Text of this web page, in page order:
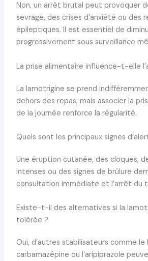
Non, un arrêt brutal peut provoquer
sevrage, des crises d’anxiété ou des
épileptiques. Il est essentiel de
progressivement sous surveillance
La prise alimentaire influence-t-elle
La lamotrigine se prend
dehors des repas, mais associer la
de la journée renforce la régularité.
Quels sont les principaux signes
Une éruption cutanée, des cloques,
intenses ou des signes de brûlure
consultation immédiate et l’arrêt du
Existe-t-il des alternatives si la
tolérée ?
Oui, d’autres stabilisateurs comme le
carbamazépine ou l’aripiprazole